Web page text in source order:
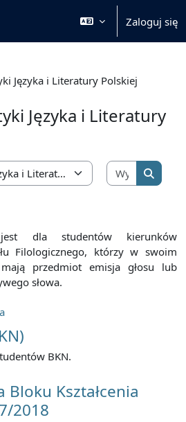
Zaloguj się
Języka i Literatury Polskiej
Języka i Literatury
dla studentów kierunków
Filologicznego, którzy w swoim
przedmiot emisja głosu lub
słowa.
BKN.
Bloku Kształcenia
2018